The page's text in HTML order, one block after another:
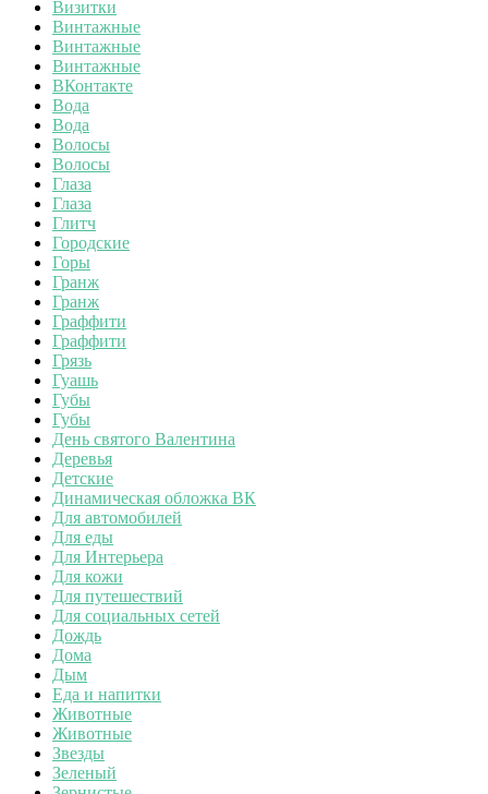
Визитки
Винтажные
Винтажные
Винтажные
ВКонтакте
Вода
Вода
Волосы
Волосы
Глаза
Глаза
Глитч
Городские
Горы
Гранж
Гранж
Граффити
Граффити
Грязь
Гуашь
Губы
Губы
День святого Валентина
Деревья
Детские
Динамическая обложка ВК
Для автомобилей
Для еды
Для Интерьера
Для кожи
Для путешествий
Для социальных сетей
Дождь
Дома
Дым
Еда и напитки
Животные
Животные
Звезды
Зеленый